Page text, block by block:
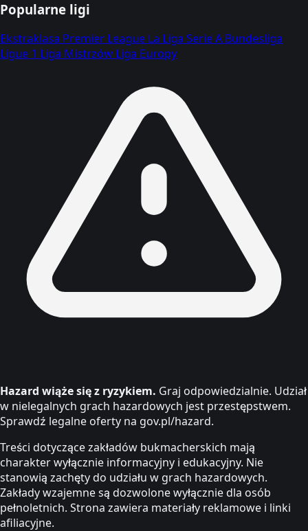
Popularne ligi
Ekstraklasa Premier League La Liga Serie A Bundesliga
Ligue 1 Liga Mistrzów Liga Europy
Hazard wiąże się z ryzykiem. Graj odpowiedzialnie. Udział
w nielegalnych grach hazardowych jest przestępstwem.
Sprawdź legalne oferty na gov.pl/hazard.
Treści dotyczące zakładów bukmacherskich mają
charakter wyłącznie informacyjny i edukacyjny. Nie
stanowią zachęty do udziału w grach hazardowych.
Zakłady wzajemne są dozwolone wyłącznie dla osób
pełnoletnich. Strona zawiera materiały reklamowe i linki
afiliacyjne.